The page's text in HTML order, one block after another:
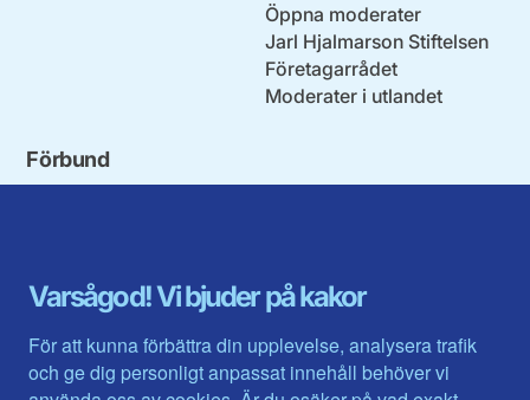
Varsågod! Vi bjuder på kakor
För att kunna förbättra din upplevelse, analysera trafik
och ge dig personligt anpassat innehåll behöver vi
Öppna moderater
Jarl Hjalmarson Stiftelsen
Företagarrådet
Moderater i utlandet
Förbund
Gävleborg
Halland
Jämtlands län
Jönköpings län
Kalmar län
Värmlands län
Västerbotten
Västra Götaland
Västernorrland
Västmanland